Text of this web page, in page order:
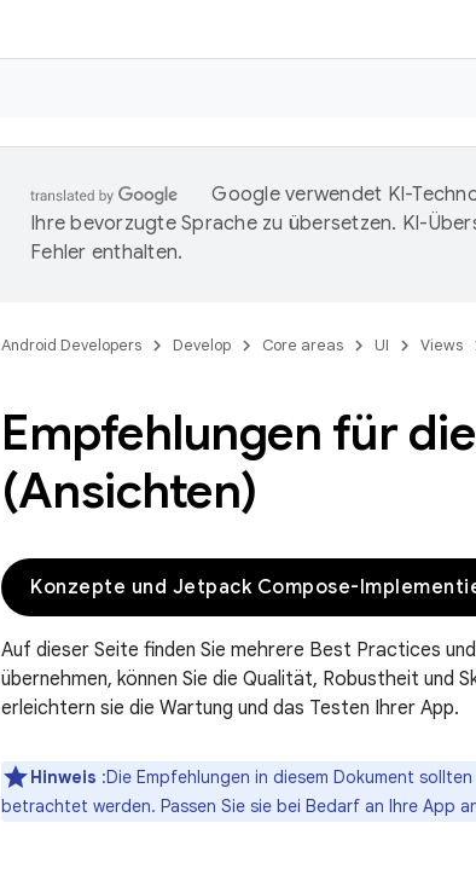
Google verwendet KI-
Ihre bevorzugte Sprache zu übersetzen. KI-
Fehler enthalten.
Android Developers Develop Core areas UI Views
Empfehlungen für
(Ansichten)
Konzepte und Jetpack Compose-
Auf dieser Seite finden Sie mehrere Best Practices
übernehmen, können Sie die Qualität, Robustheit und
erleichtern sie die Wartung und das Testen Ihrer App.
Hinweis :Die Empfehlungen in diesem Dokument
betrachtet werden. Passen Sie sie bei Bedarf an Ihre App